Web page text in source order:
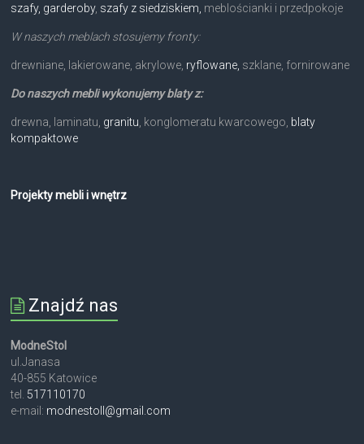
szafy, garderoby, szafy z siedziskiem, meblościanki i przedpokoje
W naszych meblach stosujemy fronty:
drewniane, lakierowane, akrylowe, ryflowane, szklane, fornirowane
Do naszych mebli wykonujemy blaty z:
drewna, laminatu, granitu, konglomeratu kwarcowego, blaty
kompaktowe
Projekty mebli i wnętrz
Znajdź nas
ModneStol
ul.Janasa
40-855 Katowice
tel. 517110170
e-mail: modnestoll@gmail.com